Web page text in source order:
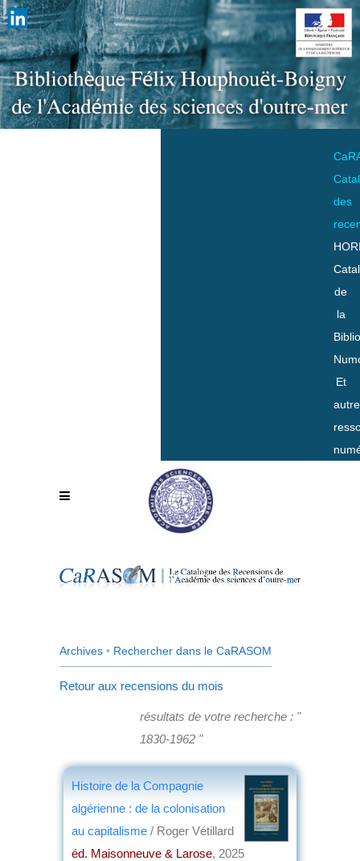
des
de
la
Et
Archives • Rechercher dans le CaRASOM
Retour aux recensions du mois
résultats de votre recherche : "
1830-1962 "
Histoire de la Compagnie
algérienne : de la colonisation
au capitalisme / Roger Vétillard
éd. Maisonneuve & Larose, 2025